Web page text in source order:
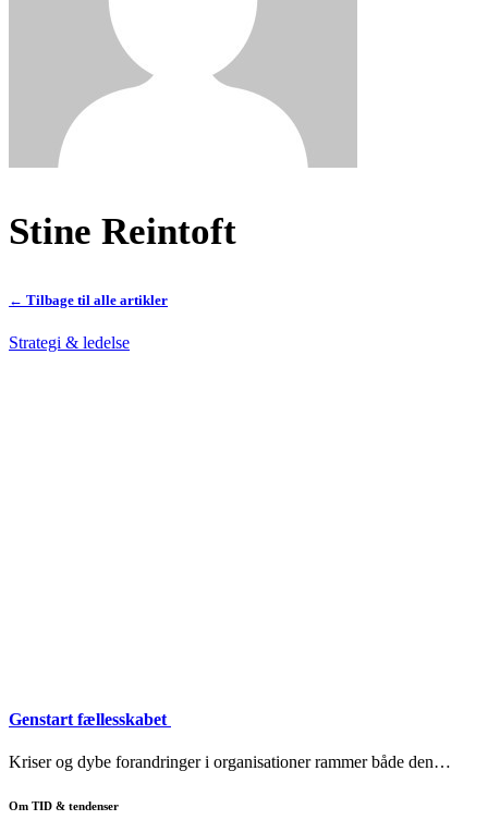
Stine Reintoft
← Tilbage til alle artikler
Strategi & ledelse
Genstart fællesskabet
Kriser og dybe forandringer i organisationer rammer både den…
Om TID & tendenser